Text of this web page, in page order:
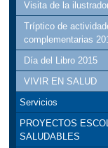
Visita de la
Tríptico de
complementarias
Día del Libro 2015
VIVIR EN SALUD
Servicios
PROYECTOS
SALUDABLES